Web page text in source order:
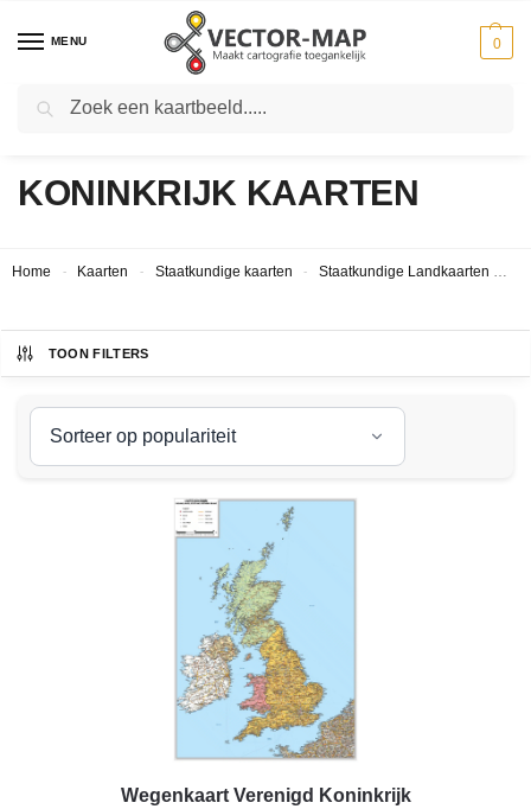
MENU 0
KONINKRIJK KAARTEN
Home - Kaarten - Staatkundige kaarten - Staatkundige Landkaarten
TOON FILTERS
Wegenkaart Verenigd Koninkrijk